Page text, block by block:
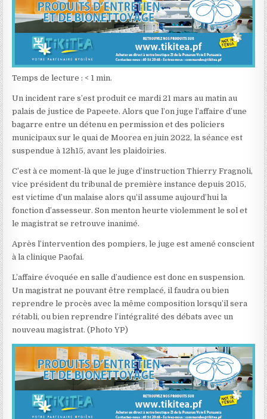
Temps de lecture : < 1 min.
Un incident rare s’est produit ce mardi 21 mars au matin au
palais de justice de Papeete. Alors que l’on juge l’affaire d’une
bagarre entre un détenu en permission et des policiers
municipaux sur le quai de Moorea en juin 2022, la séance est
suspendue à 12h15, avant les plaidoiries.
C’est à ce moment-là que le juge d’instruction Thierry Fragnoli,
vice président du tribunal de première instance depuis 2015,
est victime d’un malaise alors qu’il assume aujourd’hui la
fonction d’assesseur. Son menton heurte violemment le sol et
le magistrat se retrouve inanimé.
Après l’intervention des pompiers, le juge est amené conscient
à la clinique Paofai.
L’affaire évoquée en salle d’audience est donc en suspension.
Un magistrat ne pouvant être remplacé, il faudra ou bien
reprendre le procès avec la même composition lorsqu’il sera
rétabli, ou bien reprendre l’intégralité des débats avec un
nouveau magistrat. (Photo YP)